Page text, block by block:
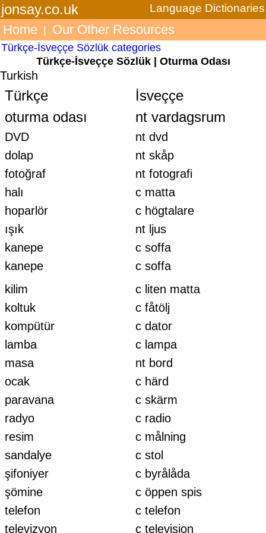
jonsay.co.uk Language Dictionaries
Home Our Other Resources
Türkçe-İsveççe Sözlük categories
Türkçe-İsveççe Sözlük | Oturma Odası
Turkish
Türkçe
İsveççe
oturma odası
nt vardagsrum
DVD
nt dvd
dolap
nt skåp
fotoğraf
nt fotografi
halı
c matta
hoparlör
c högtalare
ışık
nt ljus
kanepe
c soffa
kanepe
c soffa
kilim
c liten matta
koltuk
c fåtölj
kompütür
c dator
lamba
c lampa
masa
nt bord
ocak
c härd
paravana
c skärm
radyo
c radio
resim
c målning
sandalye
c stol
şifoniyer
c byrålåda
şömine
c öppen spis
telefon
c telefon
televizyon
c television